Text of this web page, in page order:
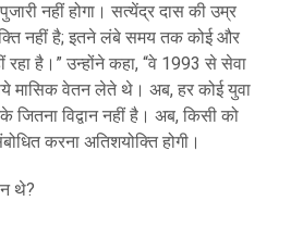
नहीं होगा। सत्येंद्र दास की उम्र
नहीं है; इतने लंबे समय तक कोई और
रहा है।” उन्होंने कहा, “वे 1993 से सेवा
मासिक वेतन लेते थे। अब, हर कोई युवा
जितना विद्वान नहीं है। अब, किसी को
करना अतिशयोक्ति होगी।
थे?